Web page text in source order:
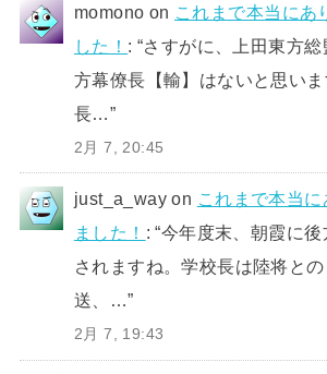
momono on これまで本当にあ
した！ : “さすがに、上田東方
方幕僚長【輸】はないと思い
長…”
2月 7, 20:45
just_a_way on これまで本当
ました！ : “今年度末、朝霞に
されますね。学校長は陸将と
送、…”
2月 7, 19:43